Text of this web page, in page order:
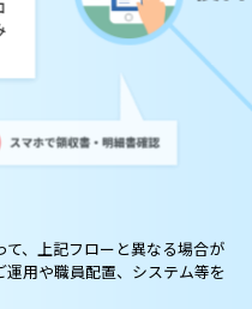
、上記フローと異なる場合が
用や職員配置、システム等を